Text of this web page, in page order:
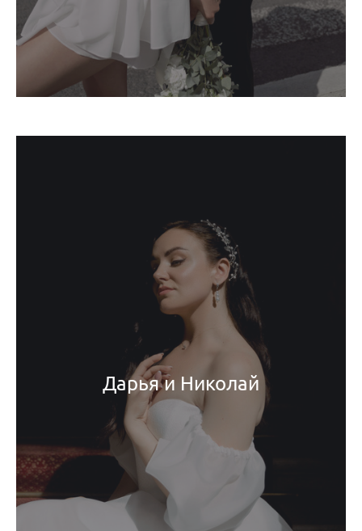
Дарья и Николай